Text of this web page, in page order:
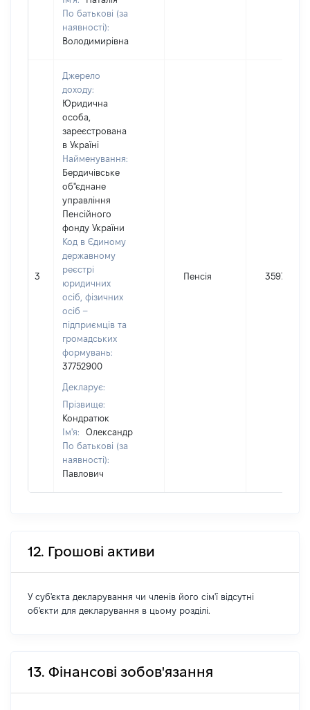
По батькові (за
наявності):
Володимирівна
3
Джерело
доходу:
Юридична
особа,
зареєстрована
в Україні
Найменування:
Бердичівське
об"єднане
управління
Пенсійного
фонду України
Код в Єдиному
державному
реєстрі
юридичних
осіб, фізичних
осіб –
підприємців та
громадських
формувань:
37752900
Декларує:
Прізвище:
Кондратюк
Ім'я:
Олександр
По батькові (за
наявності):
Павлович
Пенсія 35973
12. Грошові активи
У суб'єкта декларування чи членів його сім'ї відсутні
об'єкти для декларування в цьому розділі.
13. Фінансові зобов'язання